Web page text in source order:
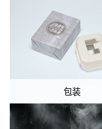
包装